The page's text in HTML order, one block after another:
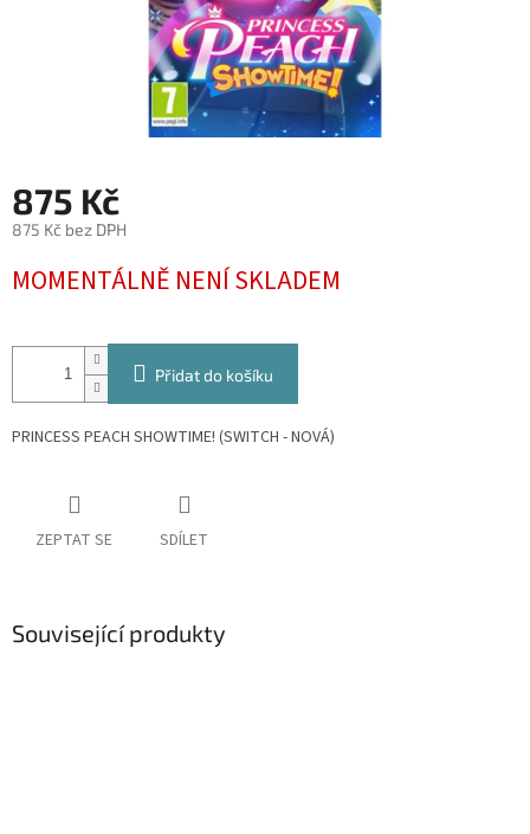
875 Kč
875 Kč bez DPH
cena:
MOMENTÁLNĚ NENÍ SKLADEM
Přidat do košíku
PRINCESS PEACH SHOWTIME! (SWITCH - NOVÁ)
ZEPTAT SE SDÍLET
Související produkty